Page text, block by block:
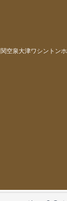
関空泉大津ワシントン